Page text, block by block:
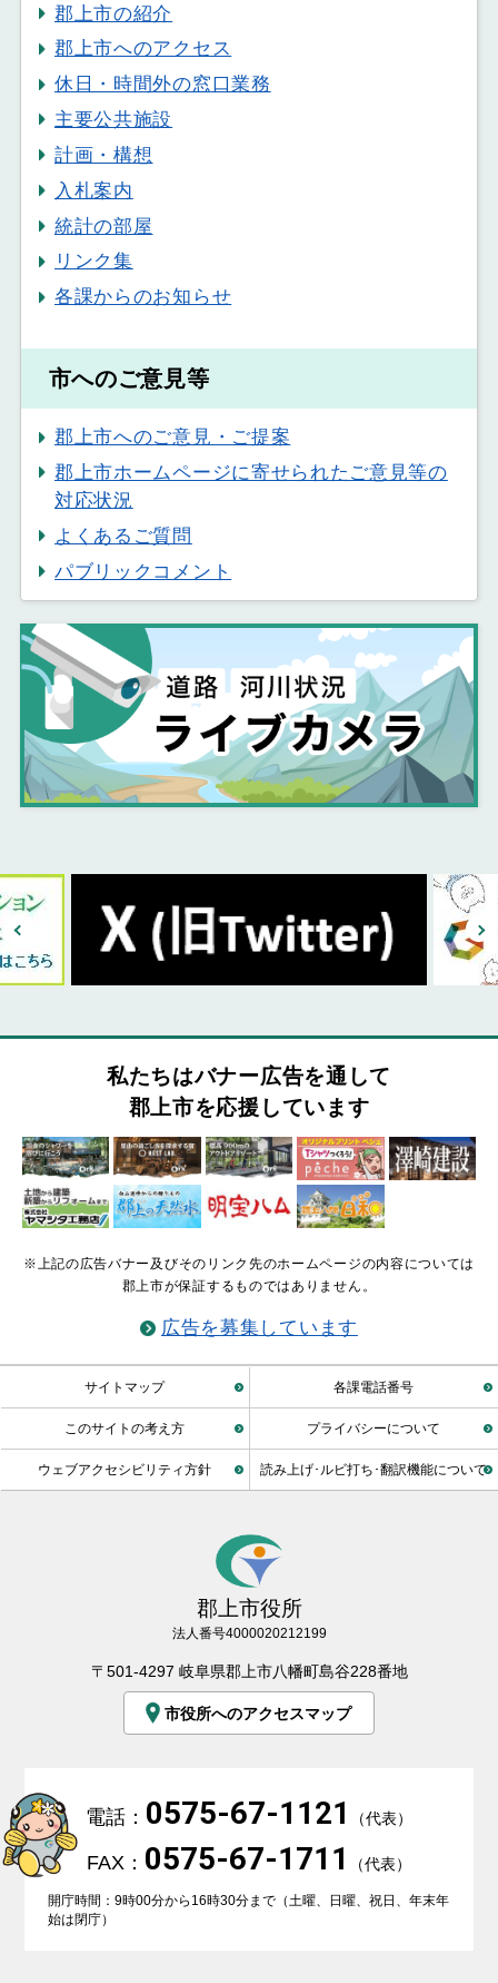
郡上市の紹介
郡上市へのアクセス
休日・時間外の窓口業務
主要公共施設
計画・構想
入札案内
統計の部屋
リンク集
各課からのお知らせ
市へのご意見等
郡上市へのご意見・ご提案
郡上市ホームページに寄せられたご意見等の
対応状況
よくあるご質問
パブリックコメント
私たちはバナー広告を通して
郡上市を応援しています
※上記の広告バナー及びそのリンク先のホームページの内容については
郡上市が保証するものではありません。
広告を募集しています
サイトマップ 各課電話番号
このサイトの考え方 プライバシーについて
ウェブアクセシビリティ方針 読み上げ･ルビ打ち･翻訳機能について
郡上市役所
法人番号4000020212199
〒501-4297 岐阜県郡上市八幡町島谷228番地
市役所へのアクセスマップ
電話： 0575-67-1121 （代表）
FAX： 0575-67-1711 （代表）
開庁時間：9時00分から16時30分まで（土曜、日曜、祝日、年末年
始は閉庁）